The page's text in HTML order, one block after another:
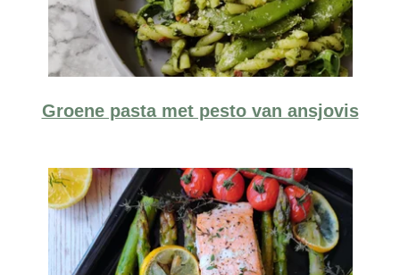
Groene pasta met pesto van ansjovis